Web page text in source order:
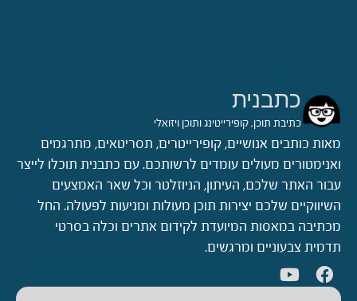
כתבנית
כתיבת תוכן, קופירייטינג ותוכן ויזואלי
מאות כותבים אנושיים, קופירייטרים, תסריטאים, מתרגמים
ואנימטורים מעולים עומדים לרשותכם. עם כתבנית תוכלו לייצר
עבור האתר שלכם, העיתון, הניוזלטר וכל שאר האמצעים
השיווקיים שלכם יצירות תוכן מעולות ומניעות לפעולה. החל
מכתיבה במאסות המיועדת לקידום אתרים וכלה בסרטי
תדמית צבעוניים ומרגשים.